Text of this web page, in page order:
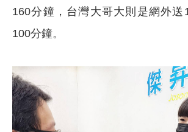
160分鐘，台灣大哥大則是網外送
100分鐘。